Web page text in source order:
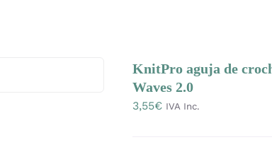
KnitPro aguja de
Waves 2.0
3,55€ IVA Inc.